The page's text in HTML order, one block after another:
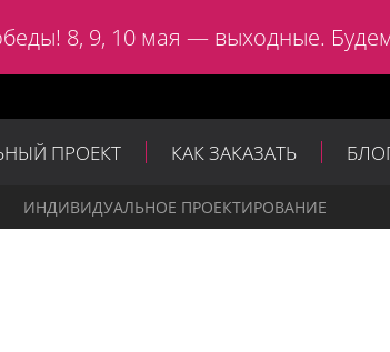
8, 9, 10 мая — выходные.
ПРОЕКТ КАК ЗАКАЗАТЬ
ИНДИВИДУАЛЬНОЕ ПРОЕКТИРОВАНИЕ